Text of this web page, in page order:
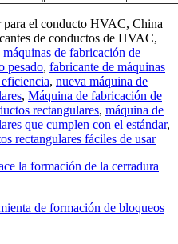
el conducto HVAC, China
de conductos de HVAC,
de fabricación de
pesado, fabricante de máquinas
, nueva máquina de
, Máquina de fabricación de
rectangulares, máquina de
que cumplen con el estándar,
rectangulares fáciles de usar
la formación de la cerradura
de formación de bloqueos